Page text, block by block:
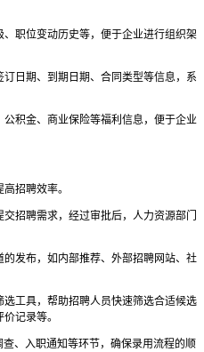
职位变动历史等，便于企业进行组织架
日期、到期日期、合同类型等信息，系
积金、商业保险等福利信息，便于企业
招聘效率。
招聘需求，经过审批后，人力资源部门
发布，如内部推荐、外部招聘网站、社
工具，帮助招聘人员快速筛选合适候选
记录等。
、入职通知等环节，确保录用流程的顺